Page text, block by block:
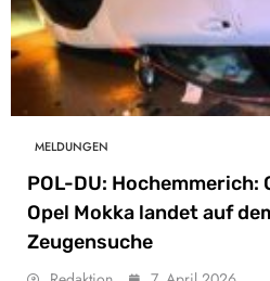
MELDUNGEN
POL-DU: Hochemmerich:
Opel Mokka landet auf
Zeugensuche